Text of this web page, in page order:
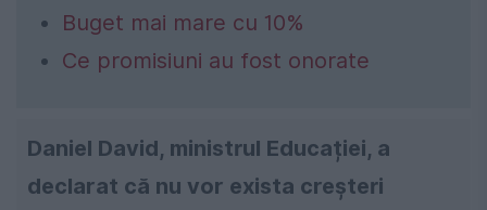
Buget mai mare cu 10%
Ce promisiuni au fost onorate
Daniel David, ministrul Educației, a
declarat că nu vor exista creșteri